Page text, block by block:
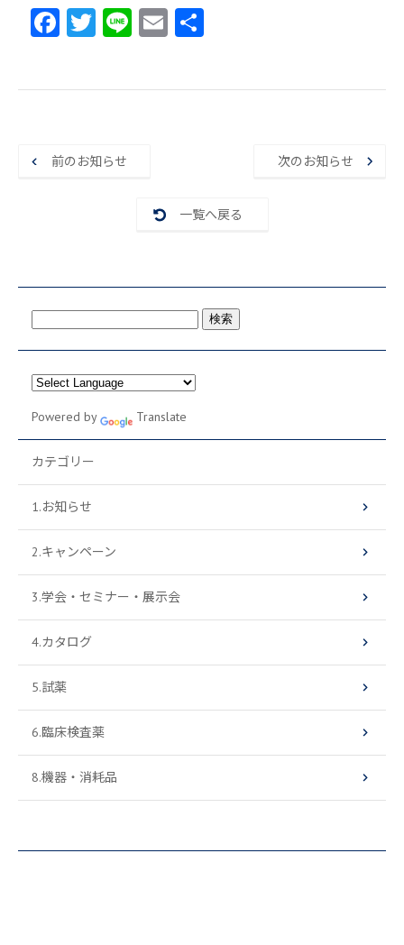
F
a
c
o
T
w
itt
Li
n
e
E
m
ai
前のお知らせ 次のお知らせ
一覧へ戻る
Powered by Translate
カテゴリー
1.お知らせ
2.キャンペーン
3.学会・セミナー・展示会
4.カタログ
5.試薬
6.臨床検査薬
8.機器・消耗品